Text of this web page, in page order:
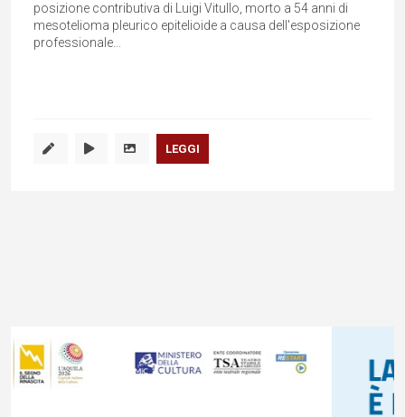
posizione contributiva di Luigi Vitullo, morto a 54 anni di
mesotelioma pleurico epitelioide a causa dell'esposizione
professionale...
LEGGI